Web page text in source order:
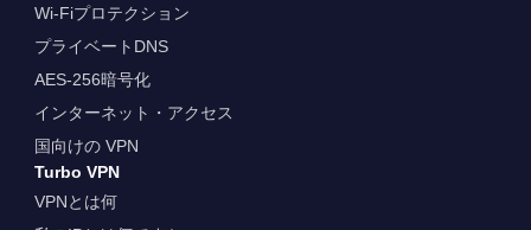
Wi-Fiプロテクション
プライベートDNS
AES-256暗号化
インターネット・アクセス
国向けの VPN
Turbo VPN
VPNとは何